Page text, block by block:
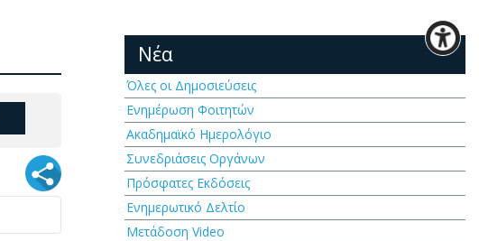
Νέα
Όλες οι Δημοσιεύσεις
Ενημέρωση Φοιτητών
Ακαδημαϊκό Ημερολόγιο
Συνεδριάσεις Οργάνων
Πρόσφατες Εκδόσεις
Ενημερωτικό Δελτίο
Μετάδοση Video